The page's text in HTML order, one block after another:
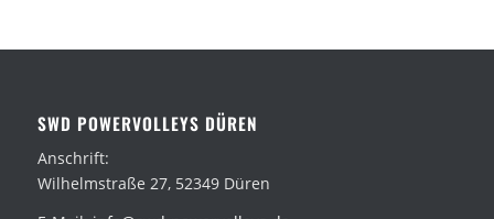
SWD POWERVOLLEYS DÜREN
Anschrift:
Wilhelmstraße 27, 52349 Düren